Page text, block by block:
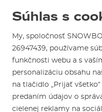
Návody na použitie a údržbu
Kontakty
SNOWBOARD ZEZULA
Parkovanie
Požičovňa
Servis a opravy
Sme overený e-shop.
Naši spokojní zákazníci nám udelili
Overené zákazníkmi
Súhlas s
My, spoločnosť
26947439, používame
funkčnosti webu a s
personalizáciu obsahu
na tlačidlo „Prijať
predaním údajov o
cielenej reklamy na